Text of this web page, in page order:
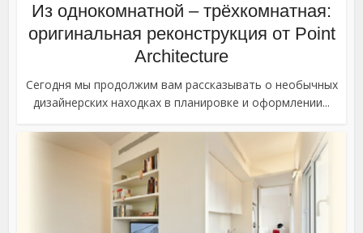
Из однокомнатной – трёхкомнатная:
оригинальная реконструкция от Point
Architecture
Сегодня мы продолжим вам рассказывать о необычных
дизайнерских находках в планировке и оформлении...